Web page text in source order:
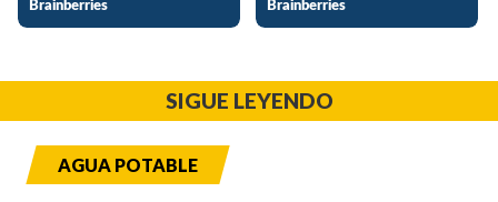
SIGUE LEYENDO
AGUA POTABLE